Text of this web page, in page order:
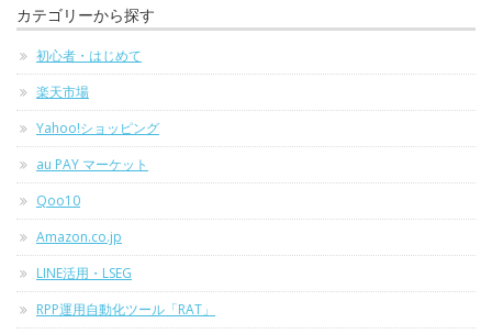
カテゴリーから探す
初心者・はじめて
楽天市場
Yahoo!ショッピング
au PAY マーケット
Qoo10
Amazon.co.jp
LINE活用・LSEG
RPP運用自動化ツール「RAT」